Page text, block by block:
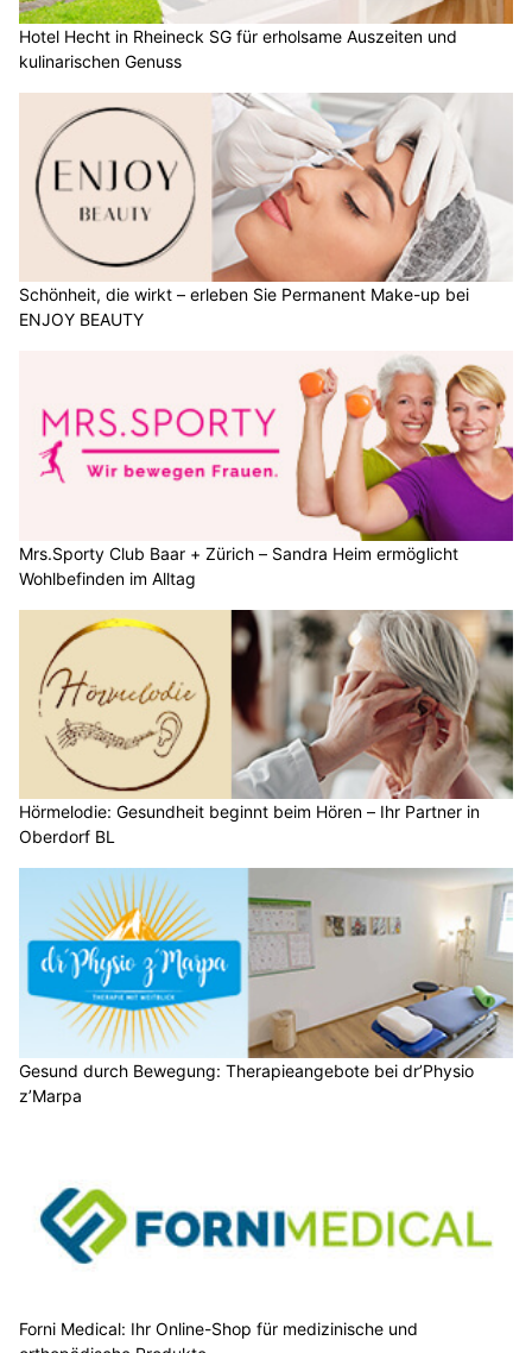
Hotel Hecht in Rheineck SG für erholsame Auszeiten und
kulinarischen Genuss
Schönheit, die wirkt – erleben Sie Permanent Make-up bei
ENJOY BEAUTY
Mrs.Sporty Club Baar + Zürich – Sandra Heim ermöglicht
Wohlbefinden im Alltag
Hörmelodie: Gesundheit beginnt beim Hören – Ihr Partner in
Oberdorf BL
Gesund durch Bewegung: Therapieangebote bei dr’Physio
z’Marpa
Forni Medical: Ihr Online-Shop für medizinische und